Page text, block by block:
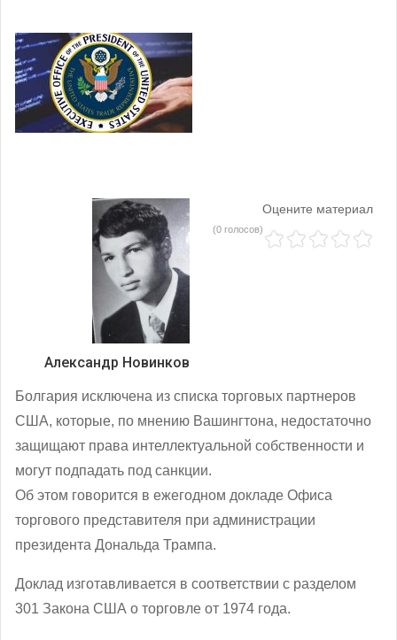
Александр Новинков
Оцените материал
(0 голосов)
Болгария исключена из списка торговых партнеров
США, которые, по мнению Вашингтона, недостаточно
защищают права интеллектуальной собственности и
могут подпадать под санкции.
Об этом говорится в ежегодном докладе Офиса
торгового представителя при администрации
президента Дональда Трампа.
Доклад изготавливается в соответствии с разделом
301 Закона США о торговле от 1974 года.